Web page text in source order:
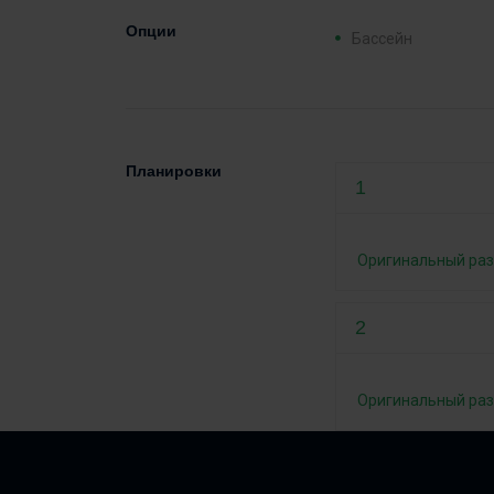
Опции Бассейн
Планировки
1
Оригинальный
2
Оригинальный